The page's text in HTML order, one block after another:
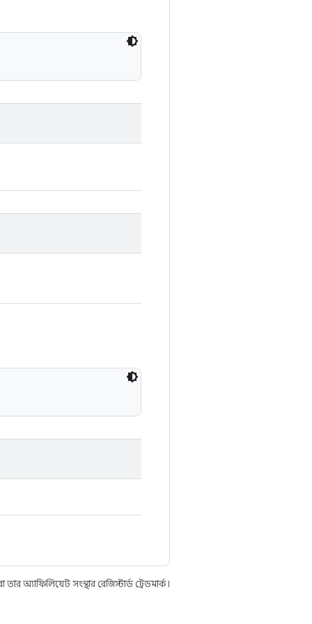
সংস্থার রেজিস্টার্ড ট্রেডমার্ক।